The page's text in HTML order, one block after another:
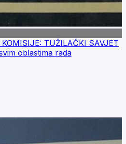
TUŽILAČKI SAVJET
oblastima rada